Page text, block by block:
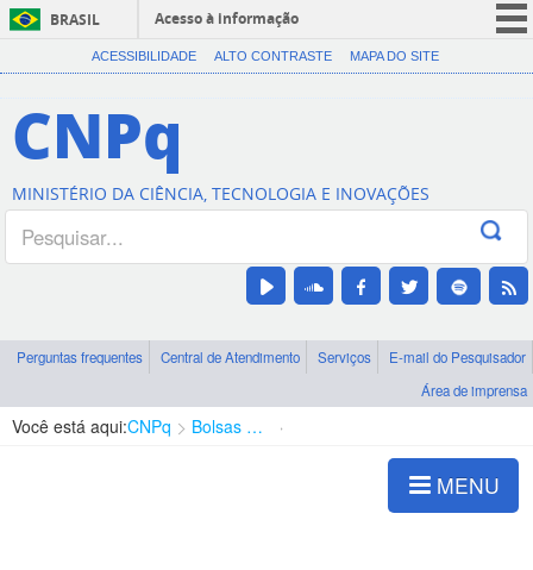
BRASIL
Acesso à informação
CORONAVÍRUS (COVID-19)
Canais
ACESSIBILIDADE ALTO CONTRASTE MAPA DO SITE
CNPq
MINISTÉRIO DA CIÊNCIA, TECNOLOGIA E INOVAÇÕES
Perguntas frequentes Central de Atendimento Serviços
E-mail do Pesquisador
Área de imprensa
Você está aqui:CNPq Bolsas e Auxílios Vigentes
MENU